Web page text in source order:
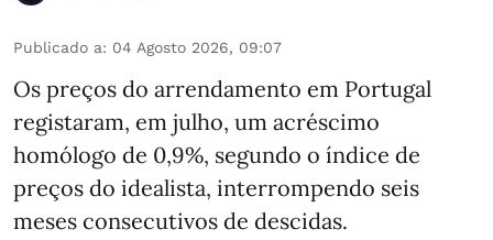
Publicado a: 04 Agosto 2026, 09:07
Os preços do arrendamento em Portugal
registaram, em julho, um acréscimo
homólogo de 0,9%, segundo o índice de
preços do idealista, interrompendo seis
meses consecutivos de descidas.